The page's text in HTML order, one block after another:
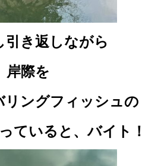
引き返しながら
岸際を
リングフィッシュの
ていると、バイト！